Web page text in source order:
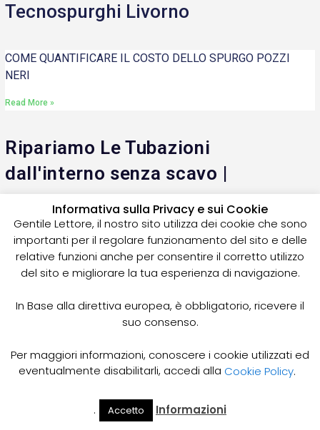
Tecnospurghi Livorno
COME QUANTIFICARE IL COSTO DELLO SPURGO POZZI
NERI
Read More »
Ripariamo Le Tubazioni
dall'interno senza scavo |
Oggi si può riparare internamente i condotti acqua pulita e
acqua delle fogne. Canali di scolo e sottostradali, sono
soggetti a frequenti problemi di perforazioni da Radici; rotture
per smottamenti terreno; Tutto questo si necessita di
stessa tubazione interessata.
Spurghi Vicino a Me
Cerca Il Mio
Informativa sulla Privacy e sui Cookie
Gentile Lettore, il nostro sito utilizza dei cookie che sono
importanti per il regolare funzionamento del sito e delle
relative funzioni anche per consentire il corretto utilizzo
del sito e migliorare la tua esperienza di navigazione.
In Base alla direttiva europea, è obbligatorio, ricevere il
suo consenso.
Per maggiori informazioni, conoscere i cookie utilizzati ed
eventualmente disabilitarli, accedi alla Cookie Policy.
. Accetto Informazioni